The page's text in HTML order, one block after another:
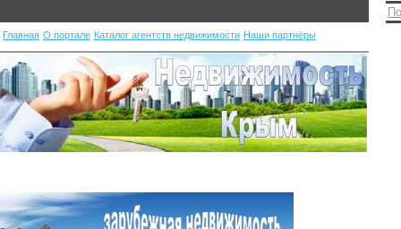
Главная О портале Каталог агентств недвижимости Наши партнёры